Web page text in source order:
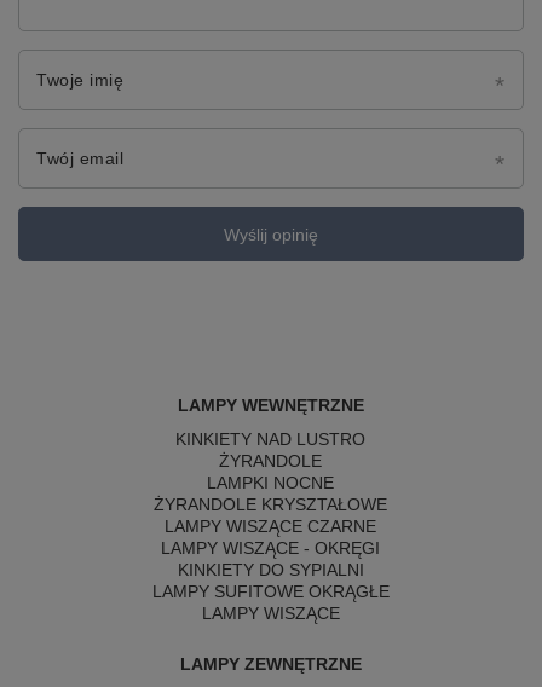
Twoje imię
Twój email
Wyślij opinię
LAMPY WEWNĘTRZNE
KINKIETY NAD LUSTRO
ŻYRANDOLE
LAMPKI NOCNE
ŻYRANDOLE KRYSZTAŁOWE
LAMPY WISZĄCE CZARNE
LAMPY WISZĄCE - OKRĘGI
KINKIETY DO SYPIALNI
LAMPY SUFITOWE OKRĄGŁE
LAMPY WISZĄCE
LAMPY ZEWNĘTRZNE